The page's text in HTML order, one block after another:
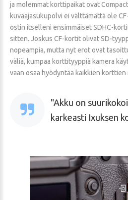
ja molemmat korttipaikat ovat
kuvaajasukupolvi ei välttämättä ole
ostin itselleni ensimmäiset SDHC-
sitten. Joskus CF-kortit olivat SD-
nopeampia, mutta nyt erot ovat
väliä, kumpaa korttityyppiä kamera
vaan osaa hyödyntää kaikkien korttien
Akku on
karkeasti Ixuksen